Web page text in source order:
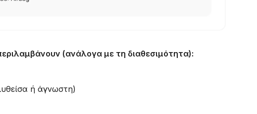
(ανάλογα με τη διαθεσιμότητα):
ή άγνωστη)